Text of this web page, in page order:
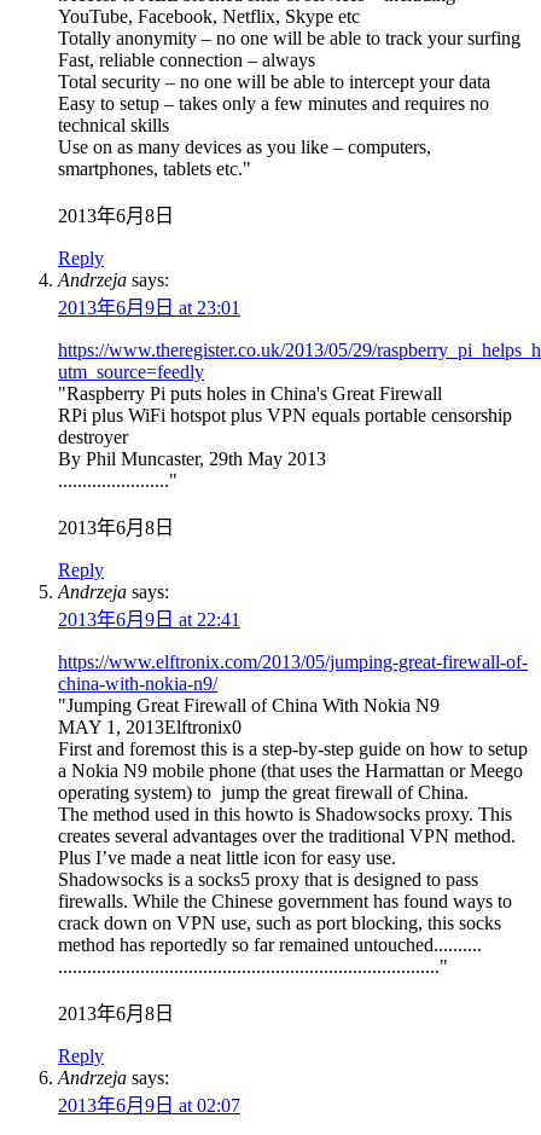
YouTube, Facebook, Netflix, Skype etc
Totally anonymity – no one will be able to track your surfing
Fast, reliable connection – always
Total security – no one will be able to intercept your data
Easy to setup – takes only a few minutes and requires no
technical skills
Use on as many devices as you like – computers,
smartphones, tablets etc."
2013年6月8日
Reply
Andrzeja says:
2013年6月9日 at 23:01
https://www.theregister.co.uk/2013/05/29/
utm_source=feedly
"Raspberry Pi puts holes in China's Great Firewall
RPi plus WiFi hotspot plus VPN equals portable censorship
destroyer
By Phil Muncaster, 29th May 2013
......................."
2013年6月8日
Reply
Andrzeja says:
2013年6月9日 at 22:41
https://www.elftronix.com/2013/05/jumping-great-firewall-of-
china-with-nokia-n9/
"Jumping Great Firewall of China With Nokia N9
MAY 1, 2013Elftronix0
First and foremost this is a step-by-step guide on how to setup
a Nokia N9 mobile phone (that uses the Harmattan or Meego
operating system) to jump the great firewall of China.
The method used in this howto is Shadowsocks proxy. This
creates several advantages over the traditional VPN method.
Plus I’ve made a neat little icon for easy use.
Shadowsocks is a socks5 proxy that is designed to pass
firewalls. While the Chinese government has found ways to
crack down on VPN use, such as port blocking, this socks
method has reportedly so far remained untouched..........
..............................................................................."
2013年6月8日
Reply
Andrzeja says:
2013年6月9日 at 02:07